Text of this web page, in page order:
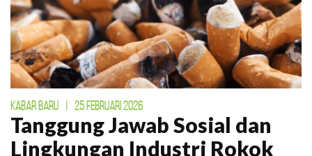
KABAR BARU 25 FEBRUARI 2026
Tanggung Jawab Sosial dan
Lingkungan Industri Rokok